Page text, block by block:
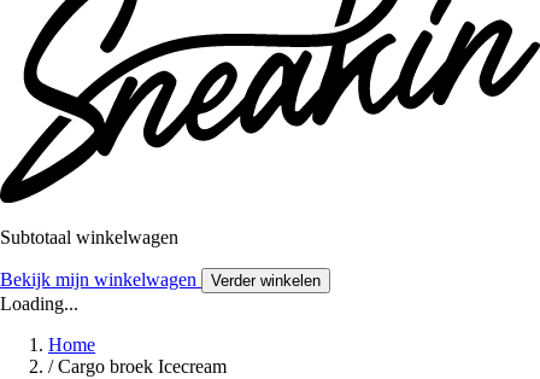
Subtotaal winkelwagen
Bekijk mijn winkelwagen Verder winkelen
Loading...
Home
/ Cargo broek Icecream